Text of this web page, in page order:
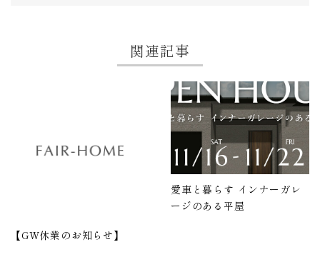
関連記事
【GW休業のお知らせ】
愛車と暮らす インナーガレ
ージのある平屋